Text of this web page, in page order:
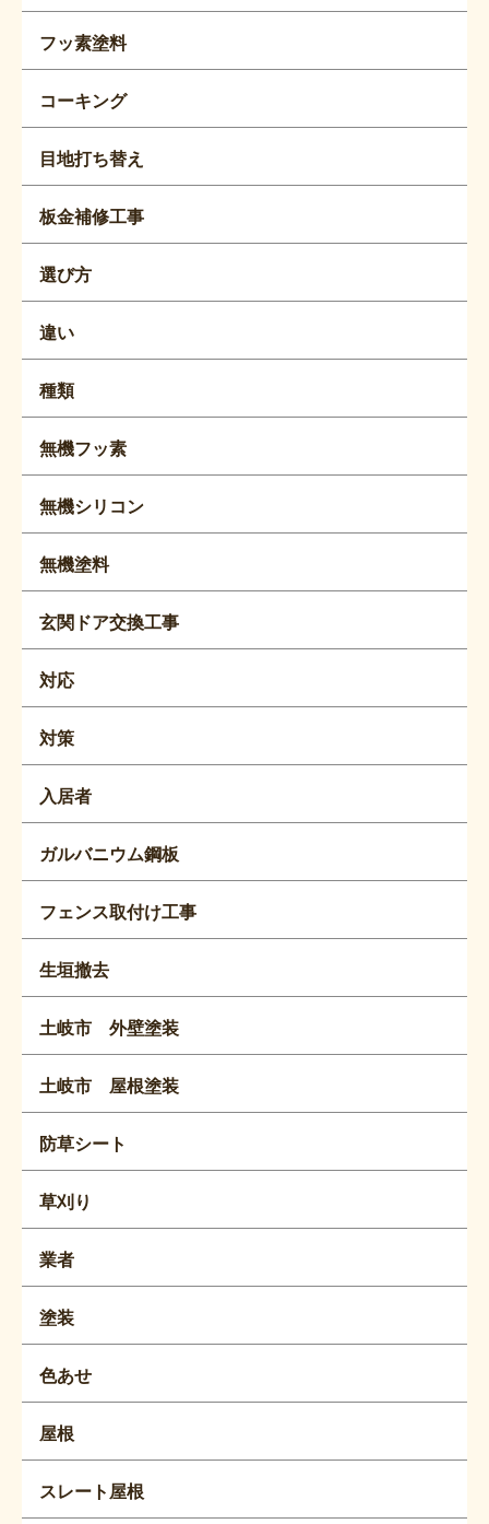
フッ素塗料
コーキング
目地打ち替え
板金補修工事
選び方
違い
種類
無機フッ素
無機シリコン
無機塗料
玄関ドア交換工事
対応
対策
入居者
ガルバニウム鋼板
フェンス取付け工事
生垣撤去
土岐市 外壁塗装
土岐市 屋根塗装
防草シート
草刈り
業者
塗装
色あせ
屋根
スレート屋根